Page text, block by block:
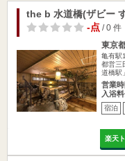
the b 水道橋(ザビー
-点/ 0 件
東京
亀有駅
都営三
道橋駅
営業時
入浴
宿泊
楽天